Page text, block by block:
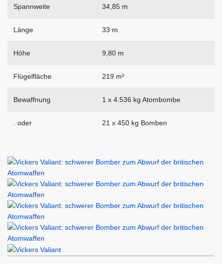
Spannweite 34,85 m
Länge 33 m
Höhe 9,80 m
Flügelfläche 219 m²
Bewaffnung 1 x 4.536 kg Atombombe
. oder 21 x 450 kg Bomben